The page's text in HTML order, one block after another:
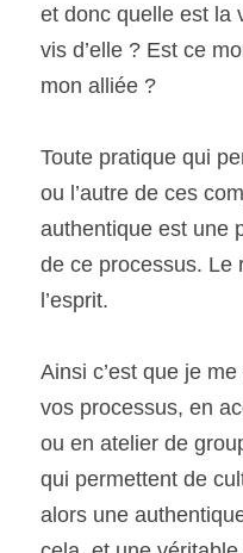
et donc quelle est la
vis d’elle ? Est ce
mon alliée ?
Toute pratique qui
ou l’autre de ces
authentique est une
de ce processus. Le
l’esprit.
Ainsi c’est que je
vos processus, en
ou en atelier de
qui permettent de
alors une